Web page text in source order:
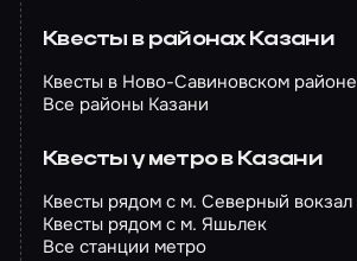
Квесты в районах Казани
Квесты в Ново-Савиновском районе
Все районы Казани
Квесты у метро в Казани
Квесты рядом с м. Северный вокзал
Квесты рядом с м. Яшьлек
Все станции метро